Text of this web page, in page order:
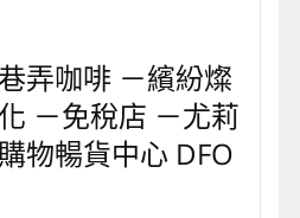
弄咖啡 －繽紛燦
－免稅店 －尤莉
物暢貨中心 DFO